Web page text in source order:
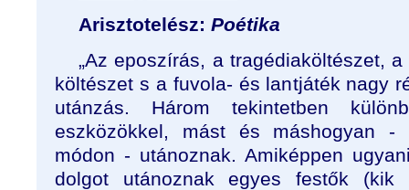
Arisztotelész: Poétika
„Az eposzírás, a tragédiaköltészet,
költészet s a fuvola- és lantjáték nagy
utánzás. Három tekintetben
eszközökkel, mást és máshogyan
módon - utánoznak. Amiképpen
dolgot utánoznak egyes festők (kik